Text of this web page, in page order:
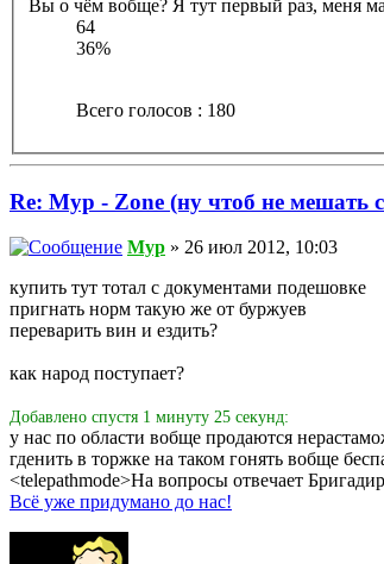
Вы о чём вобще? Я тут первый раз, меня
64
36%
Всего голосов : 180
Re: Myp - Zone (ну чтоб не мешать
Myp » 26 июл 2012, 10:03
купить тут тотал с документами подешовке
пригнать норм такую же от буржуев
переварить вин и ездить?
как народ поступает?
Добавлено спустя 1 минуту 25 секунд:
у нас по области вобще продаются
гденить в торжке на таком гонять вобще
<telepathmode>На вопросы отвечает
Всё уже придумано до нас!